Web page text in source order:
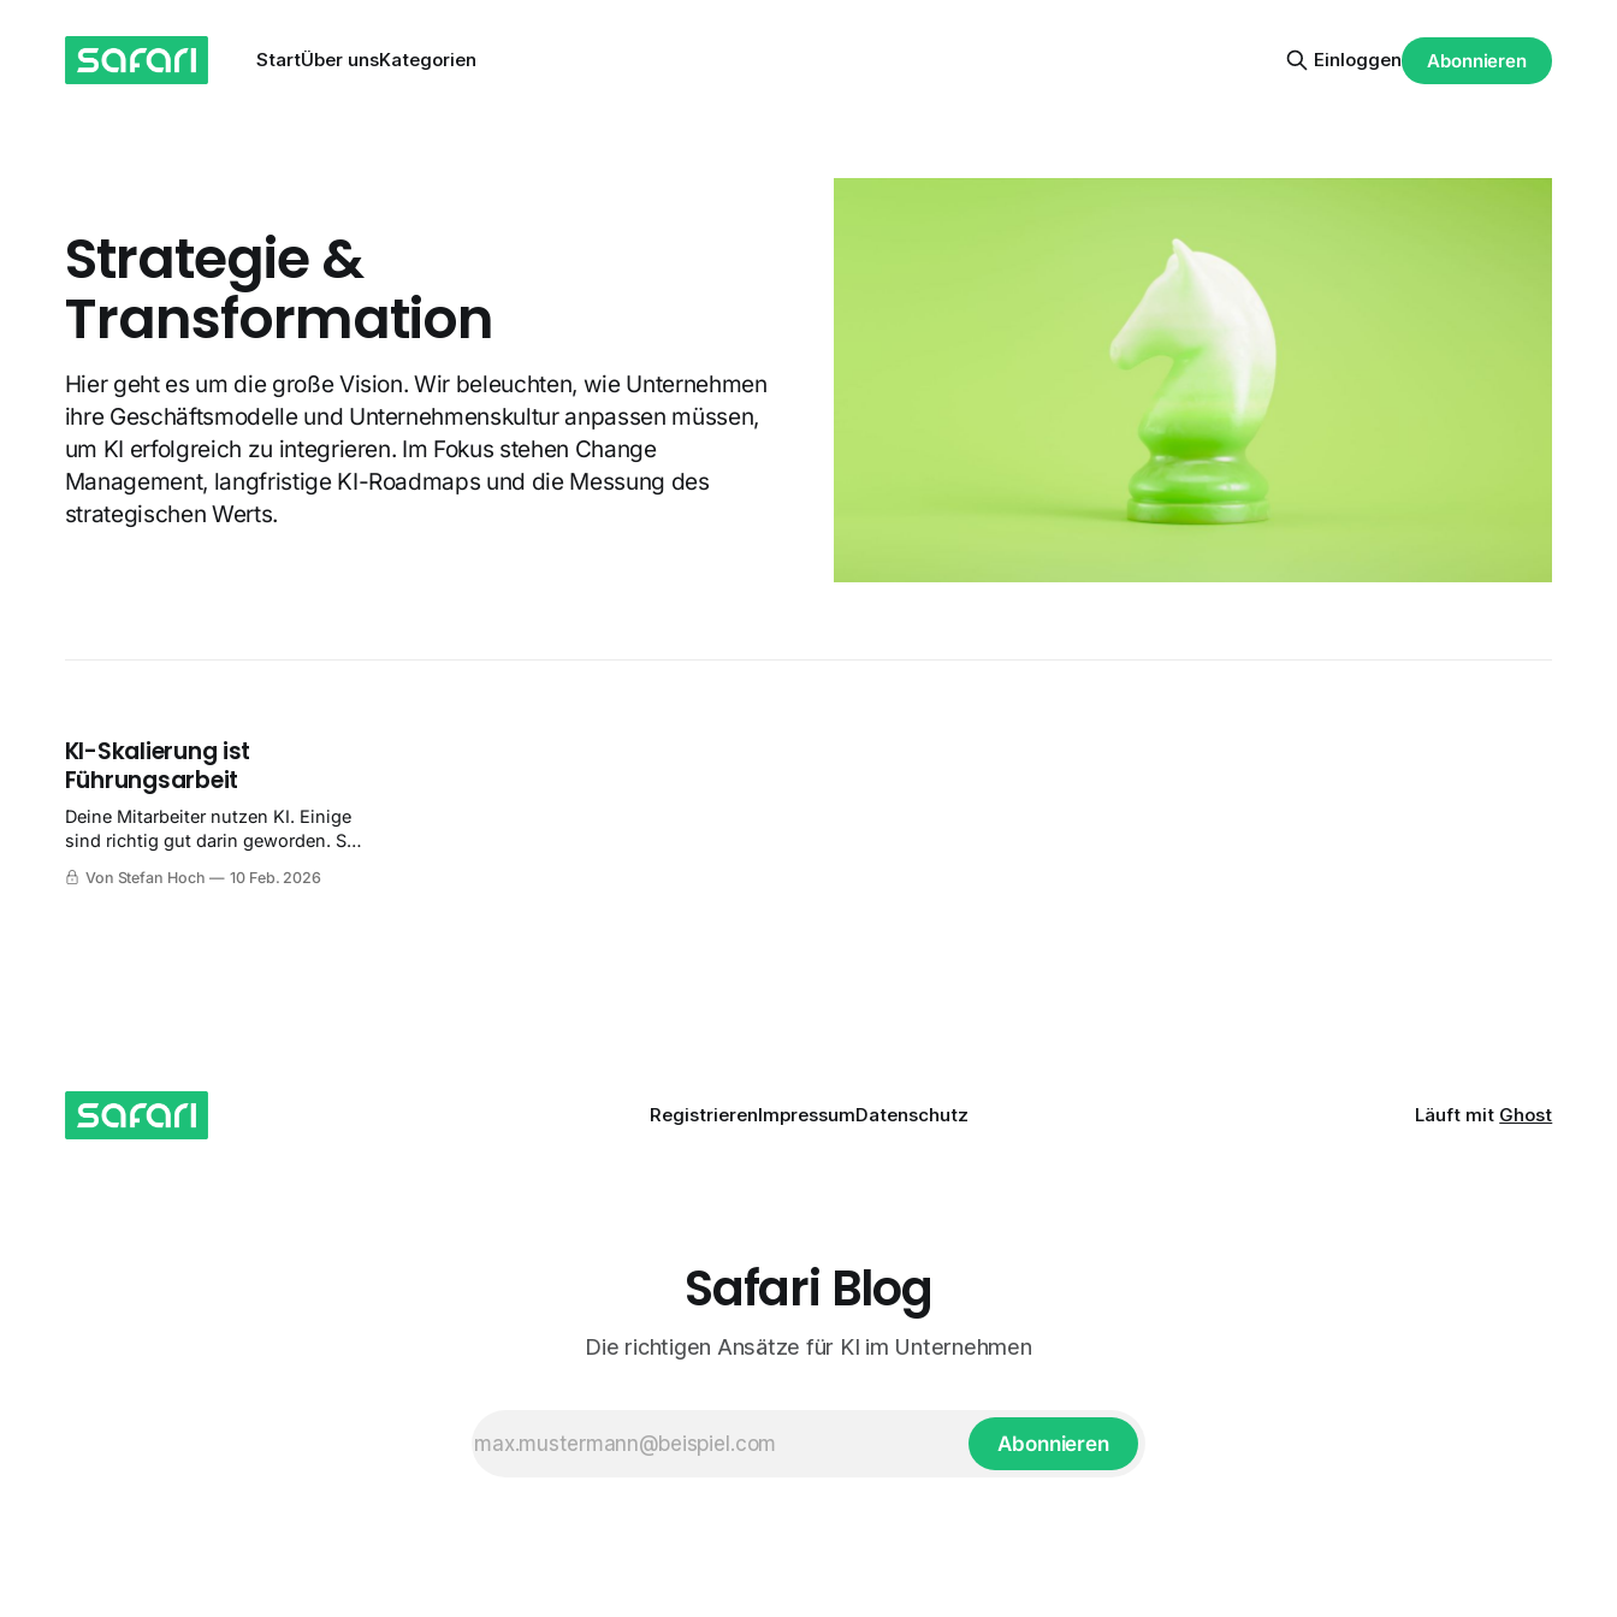
StartÜber unsKategorien Einloggen Abonnieren
Strategie &
Transformation
Hier geht es um die große Vision. Wir beleuchten, wie Unternehmen
ihre Geschäftsmodelle und Unternehmenskultur anpassen müssen,
um KI erfolgreich zu integrieren. Im Fokus stehen Change
Management, langfristige KI-Roadmaps und die Messung des
strategischen Werts.
KI-Skalierung ist
Führungsarbeit
Deine Mitarbeiter nutzen KI. Einige
sind richtig gut darin geworden. Sie
besseren Texten, schnelleren
Von Stefan Hoch 10 Feb. 2026
RegistrierenImpressumDatenschutz Läuft mit Ghost
Safari Blog
Die richtigen Ansätze für KI im Unternehmen
Abonnieren